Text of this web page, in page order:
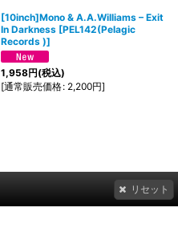
[10inch]Mono & A.A.Williams ‎– Exit
In Darkness [PEL142(Pelagic
Records )]
1,958円(税込)
[通常販売価格: 2,200円]
リセット